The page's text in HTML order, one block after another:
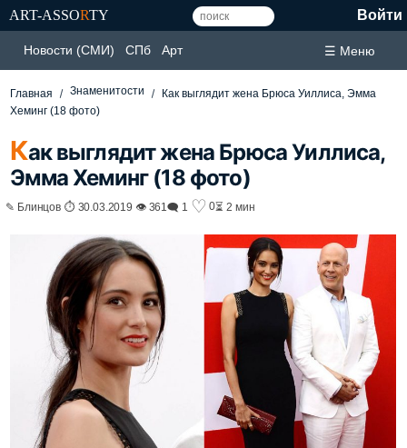
ART-ASSORTY Войти
Новости (СМИ) СПб Арт ☰ Меню
Главная Знаменитости
Как выглядит жена Брюса Уиллиса, Эмма
Хеминг (18 фото)
Как выглядит жена Брюса Уиллиса,
Эмма Хеминг (18 фото)
✎ Блинцов ⏱ 30.03.2019 👁 361🗨 1 ♡ 0⏳ 2 мин